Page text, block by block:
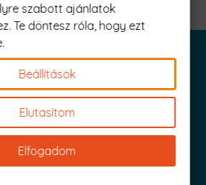
is az 1000 Ft értékű kuponod!
szabott ajánlatok
Te döntesz róla, hogy ezt
Beállítások
Elutasítom
Elfogadom